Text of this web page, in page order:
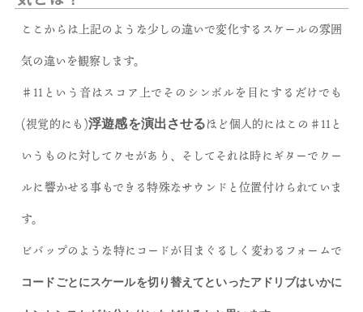
ここからは上記のような少しの違いで変化するスケールの雰囲
気の違いを観察します。
♯11という音はスコア上でそのシンボルを目にするだけでも
(視覚的にも)浮遊感を演出させるほど個人的にはこの♯11と
いうものに対してクセがあり、そしてそれは時にギターでクー
ルに響かせる事もできる特殊なサウンドと位置付けられていま
す。
ビバップのような特にコードが目まぐるしく変わるフォームで
コードごとにスケールを切り替えてといったアドリブはいかに